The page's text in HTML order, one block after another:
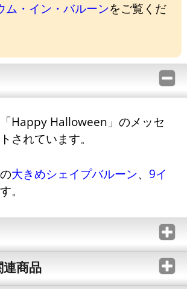
ム・イン・バルーンをご覧くだ
Happy Halloween」のメッセ
されています。
大きめシェイプバルーン、 9イ
。
商品